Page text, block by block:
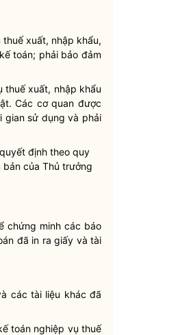
thuế xuất, nhập khẩu,
toán; phải bảo đảm
thuế xuất, nhập khẩu
. Các cơ quan được
sử dụng và phải
quyết định theo quy
của Thủ trưởng
chứng minh các báo
đã in ra giấy vàtài
các tài liệu khác đã
toán nghiệp vụ thuế